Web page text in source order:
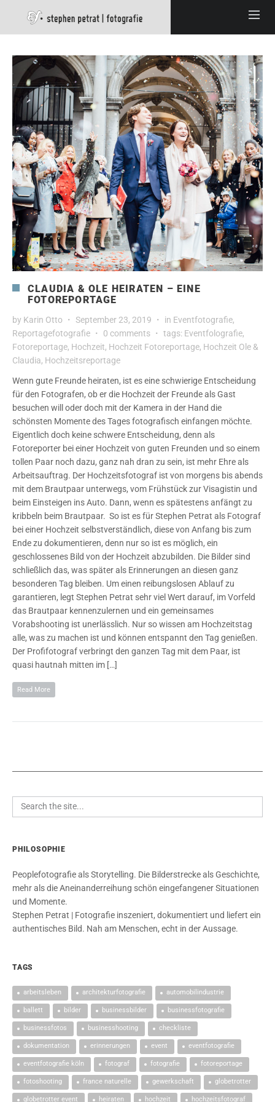
CLAUDIA & OLE HEIRATEN – EINE
FOTOREPORTAGE
by Karin Otto September 23, 2019 in Eventfotografie,
Reportagefotografie
0 comments tags: Eventfolografie,
Fotoreportage, Hochzeit, Hochzeit Fotoreportage, Hochzeit Ole &
Claudia, Hochzeitsreportage
Wenn gute Freunde heiraten, ist es eine schwierige Entscheidung
für den Fotografen, ob er die Hochzeit der Freunde als Gast
besuchen will oder doch mit der Kamera in der Hand die
schönsten Momente des Tages fotografisch einfangen möchte.
Eigentlich doch keine schwere Entscheidung, denn als
Fotoreporter bei einer Hochzeit von guten Freunden und so einem
tollen Paar noch dazu, ganz nah dran zu sein, ist mehr Ehre als
Arbeitsauftrag. Der Hochzeitsfotograf ist von morgens bis abends
mit dem Brautpaar unterwegs, vom Frühstück zur Visagistin und
beim Einsteigen ins Auto. Dann, wenn es spätestens anfängt zu
kribbeln beim Brautpaar. So ist es für Stephen Petrat als Fotograf
bei einer Hochzeit selbstverständlich, diese von Anfang bis zum
Ende zu dokumentieren, denn nur so ist es möglich, ein
geschlossenes Bild von der Hochzeit abzubilden. Die Bilder sind
schließlich das, was später als Erinnerungen an diesen ganz
besonderen Tag bleiben. Um einen reibungslosen Ablauf zu
garantieren, legt Stephen Petrat sehr viel Wert darauf, im Vorfeld
das Brautpaar kennenzulernen und ein gemeinsames
Vorabshooting ist unerlässlich. Nur so wissen am Hochzeitstag
alle, was zu machen ist und können entspannt den Tag genießen.
Der Profifotograf verbringt den ganzen Tag mit dem Paar, ist
quasi hautnah mitten im […]
Read More
PHILOSOPHIE
Peoplefotografie als Storytelling. Die Bilderstrecke als Geschichte,
mehr als die Aneinanderreihung schön eingefangener Situationen
und Momente.
Stephen Petrat | Fotografie inszeniert, dokumentiert und liefert ein
authentisches Bild. Nah am Menschen, echt in der Aussage.
TAGS
arbeitsleben architekturfotografie automobilindustrie
ballett bilder businessbilder businessfotografie
businessfotos businesshooting checkliste
dokumentation erinnerungen event eventfotografie
eventfotografie köln fotograf fotografie fotoreportage
fotoshooting france naturelle gewerkschaft globetrotter
globetrotter event heiraten hochzeit hochzeitsfotograf